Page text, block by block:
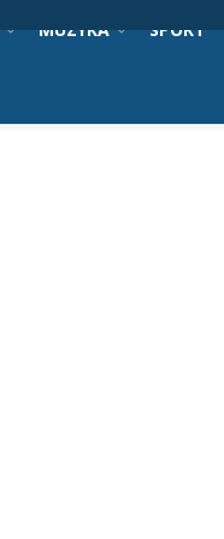
MUZYKA SPORT